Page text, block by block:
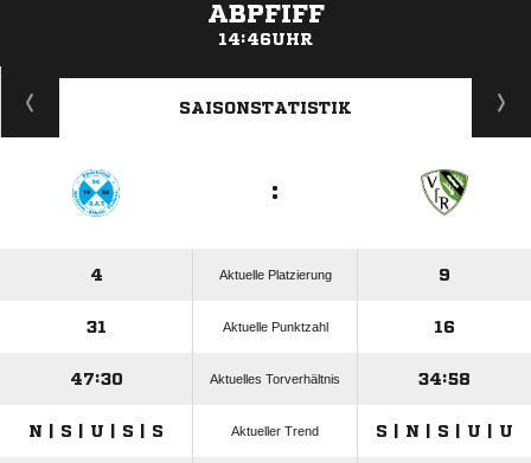
ABPFIFF
14:46UHR
ANZEIGE
SAISONSTATISTIK
:
4 Aktuelle Platzierung 9
31 Aktuelle Punktzahl 16
47:30 Aktuelles Torverhältnis 34:58
N | S | U | S | S Aktueller Trend S | N | S | U | U